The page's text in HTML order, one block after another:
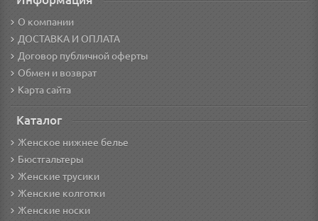
О компании
ДОСТАВКА И ОПЛАТА
Договор публичной оферты
Обмен и возврат
Карта сайта
Каталог
Женское нижнее белье
Бюстгальтеры
Женские трусики
Женские колготки
Женские носки